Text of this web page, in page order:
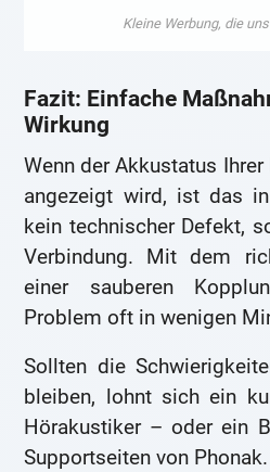
Fazit: Einfache
Wirkung
Wenn der Akkustatus
angezeigt wird, ist das
kein technischer Defekt,
Verbindung. Mit dem
einer sauberen
Problem oft in wenigen
Sollten die
bleiben, lohnt sich ein
Hörakustiker – oder ein
Supportseiten von Phonak.